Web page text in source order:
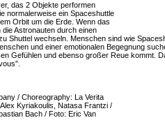
das 2 Objekte performen
normalerweise ein Spaceshuttle
Orbit um die Erde. Wenn das
Astronauten durch einen
Shuttel wechseln. Menschen sind wie
und einer emotionalen Begegnung
Gefühlen und ebenso großer Reue kommt.
/ Choreography: La Verita
Kyriakoulis, Natasa Frantzi /
Bach / Foto: Eric Van